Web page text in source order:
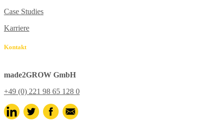
Case Studies
Karriere
Kontakt
made2GROW GmbH
+49 (0) 221 98 65 128 0